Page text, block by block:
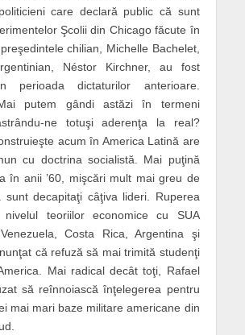
care declară public că sunt
Şcolii din Chicago făcute în
chilian, Michelle Bachelet,
Néstor Kirchner, au fost
perioada dictaturilor anterioare.
putem gândi astăzi în termeni
ne totuşi aderenţa la real?
acum în America Latină are
cu doctrina socialistă. Mai puţină
în anii ’60, mişcări mult mai greu de
sunt decapitaţi câţiva lideri. Ruperea
nivelul teoriilor economice cu SUA
Costa Rica, Argentina şi
că refuză să mai trimită studenţi
Mai radical decât toţi, Rafael
să reînnoiască înţelegerea pentru
mai mari baze militare americane din